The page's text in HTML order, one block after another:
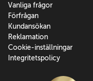
Vanliga frågor
Förfrågan
Kundansökan
Reklamation
Cookie-inställningar
Integritetspolicy